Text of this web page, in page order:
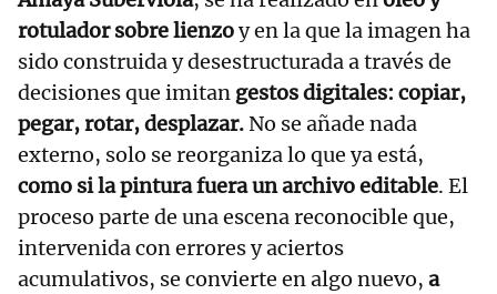
rotulador sobre lienzoy en la que la imagen ha
sido construida y desestructurada a través de
decisiones que imitan gestos digitales: copiar,
pegar, rotar, desplazar. No se añade nada
externo, solo se reorganiza lo que ya está,
como si la pintura fuera un archivo editable. El
proceso parte de una escena reconocible que,
intervenida con errores y aciertos
acumulativos, se convierte en algo nuevo, a